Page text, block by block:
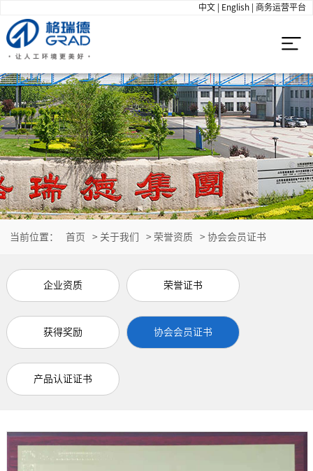
中文 English |商务运营平台
当前位置： 首页 > 关于我们 > 荣誉资质 > 协会会员证书
企业资质 荣誉证书
获得奖励 协会会员证书
产品认证证书